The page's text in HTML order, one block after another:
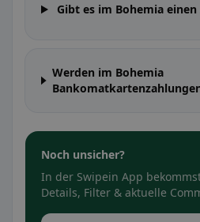
Gibt es im Bohemia
Werden im Bohemia
Noch unsicher?
In der Swipein App
Details, Filter & aktuelle